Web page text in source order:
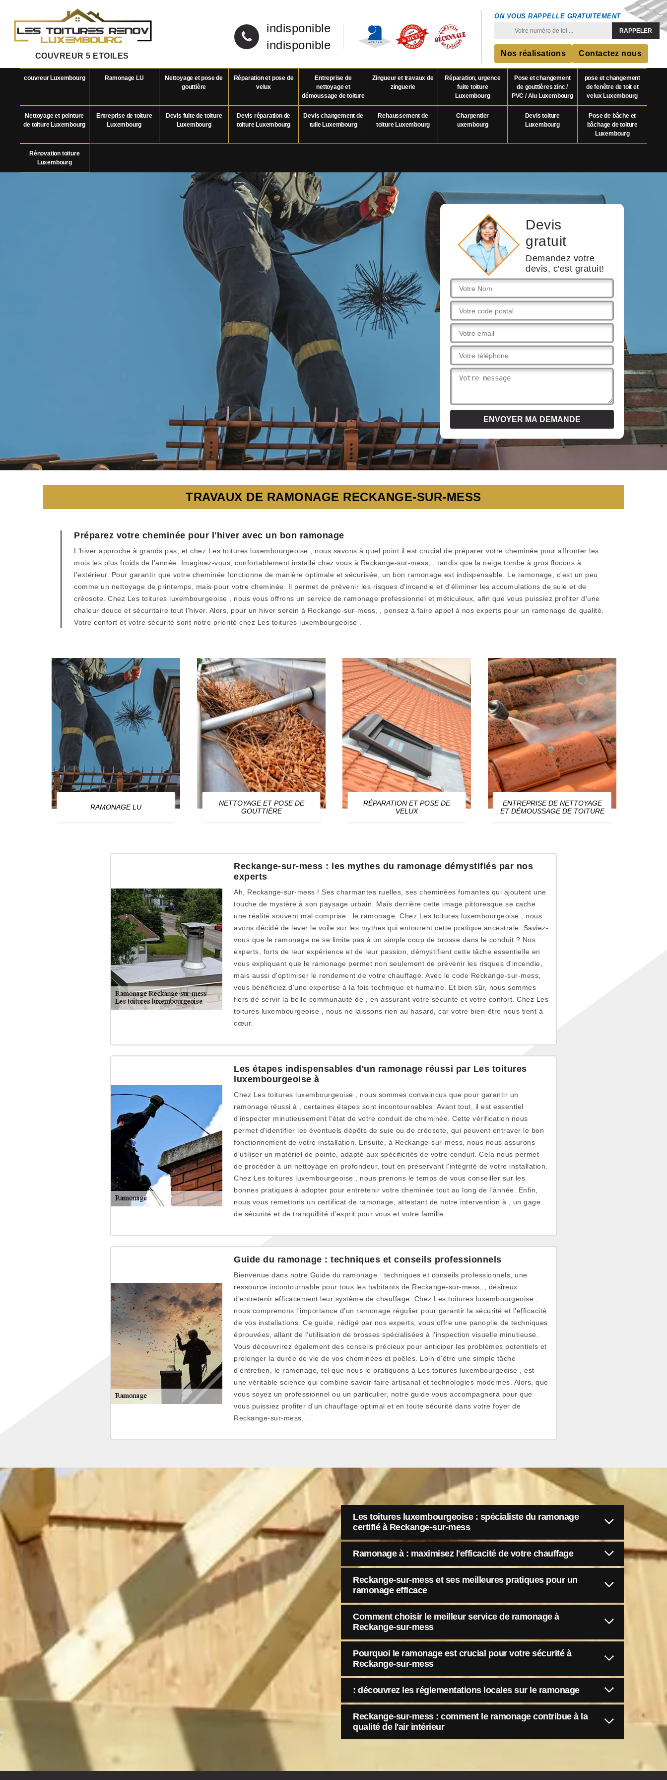
COUVREUR 5 ETOILES
indisponible
indisponible
ON VOUS RAPPELLE GRATUITEMENT
Nos réalisations Contactez nous
couvreur Luxembourg Ramonage LU
Nettoyage et pose de
gouttière
Réparation et pose de
velux
Entreprise de
nettoyage et
démoussage de toiture
Zingueur et travaux de
zinguerie
Réparation, urgence
fuite toiture
Luxembourg
Pose et changement
de gouttières zinc /
PVC / Alu Luxembourg
pose et changement
de fenêtre de toit et
velux Luxembourg
Nettoyage et peinture
de toiture Luxembourg
Entreprise de toiture
Luxembourg
Devis fuite de toiture
Luxembourg
Devis réparation de
toiture Luxembourg
Devis changement de
tuile Luxembourg
Rehaussement de
toiture Luxembourg
Charpentier
uxembourg
Devis toiture
Luxembourg
Pose de bâche et
bâchage de toiture
Luxembourg
Rénovation toiture
Luxembourg
Devis
gratuit
Demandez votre
devis, c'est gratuit!
TRAVAUX DE RAMONAGE RECKANGE-SUR-MESS
Préparez votre cheminée pour l'hiver avec un bon ramonage
L'hiver approche à grands pas, et chez Les toitures luxembourgeoise , nous savons à quel point il est crucial de préparer votre cheminée pour affronter les
mois les plus froids de l'année. Imaginez-vous, confortablement installé chez vous à Reckange-sur-mess, , tandis que la neige tombe à gros flocons à
l'extérieur. Pour garantir que votre cheminée fonctionne de manière optimale et sécurisée, un bon ramonage est indispensable. Le ramonage, c'est un peu
comme un nettoyage de printemps, mais pour votre cheminée. Il permet de prévenir les risques d'incendie et d'éliminer les accumulations de suie et de
créosote. Chez Les toitures luxembourgeoise , nous vous offrons un service de ramonage professionnel et méticuleux, afin que vous puissiez profiter d'une
chaleur douce et sécuritaire tout l'hiver. Alors, pour un hiver serein à Reckange-sur-mess, , pensez à faire appel à nos experts pour un ramonage de qualité.
Votre confort et votre sécurité sont notre priorité chez Les toitures luxembourgeoise .
RAMONAGE LU
NETTOYAGE ET POSE DE
GOUTTIÈRE
RÉPARATION ET POSE DE
VELUX
ENTREPRISE DE NETTOYAGE
ET DÉMOUSSAGE DE TOITURE
Reckange-sur-mess : les mythes du ramonage démystifiés par nos
experts
Ah, Reckange-sur-mess ! Ses charmantes ruelles, ses cheminées fumantes qui ajoutent une
touche de mystère à son paysage urbain. Mais derrière cette image pittoresque se cache
une réalité souvent mal comprise : le ramonage. Chez Les toitures luxembourgeoise , nous
avons décidé de lever le voile sur les mythes qui entourent cette pratique ancestrale. Saviez-
vous que le ramonage ne se limite pas à un simple coup de brosse dans le conduit ? Nos
experts, forts de leur expérience et de leur passion, démystifient cette tâche essentielle en
vous expliquant que le ramonage permet non seulement de prévenir les risques d'incendie,
mais aussi d'optimiser le rendement de votre chauffage. Avec le code Reckange-sur-mess,
vous bénéficiez d'une expertise à la fois technique et humaine. Et bien sûr, nous sommes
fiers de servir la belle communauté de , en assurant votre sécurité et votre confort. Chez Les
toitures luxembourgeoise , nous ne laissons rien au hasard, car votre bien-être nous tient à
cœur.
Les étapes indispensables d'un ramonage réussi par Les toitures
luxembourgeoise à
Chez Les toitures luxembourgeoise , nous sommes convaincus que pour garantir un
ramonage réussi à , certaines étapes sont incontournables. Avant tout, il est essentiel
d'inspecter minutieusement l'état de votre conduit de cheminée. Cette vérification nous
permet d'identifier les éventuels dépôts de suie ou de créosote, qui peuvent entraver le bon
fonctionnement de votre installation. Ensuite, à Reckange-sur-mess, nous nous assurons
d'utiliser un matériel de pointe, adapté aux spécificités de votre conduit. Cela nous permet
de procéder à un nettoyage en profondeur, tout en préservant l'intégrité de votre installation.
Chez Les toitures luxembourgeoise , nous prenons le temps de vous conseiller sur les
bonnes pratiques à adopter pour entretenir votre cheminée tout au long de l'année. Enfin,
nous vous remettons un certificat de ramonage, attestant de notre intervention à , un gage
de sécurité et de tranquillité d'esprit pour vous et votre famille.
Guide du ramonage : techniques et conseils professionnels
Bienvenue dans notre Guide du ramonage : techniques et conseils professionnels, une
ressource incontournable pour tous les habitants de Reckange-sur-mess, , désireux
d'entretenir efficacement leur système de chauffage. Chez Les toitures luxembourgeoise ,
nous comprenons l'importance d'un ramonage régulier pour garantir la sécurité et l'efficacité
de vos installations. Ce guide, rédigé par nos experts, vous offre une panoplie de techniques
éprouvées, allant de l'utilisation de brosses spécialisées à l'inspection visuelle minutieuse.
Vous découvrirez également des conseils précieux pour anticiper les problèmes potentiels et
prolonger la durée de vie de vos cheminées et poêles. Loin d'être une simple tâche
d'entretien, le ramonage, tel que nous le pratiquons à Les toitures luxembourgeoise , est
une véritable science qui combine savoir-faire artisanal et technologies modernes. Alors, que
vous soyez un professionnel ou un particulier, notre guide vous accompagnera pour que
vous puissiez profiter d'un chauffage optimal et en toute sécurité dans votre foyer de
Reckange-sur-mess, .
Les toitures luxembourgeoise : spécialiste du ramonage
certifié à Reckange-sur-mess
Ramonage à : maximisez l'efficacité de votre chauffage
Reckange-sur-mess et ses meilleures pratiques pour un
ramonage efficace
Comment choisir le meilleur service de ramonage à
Reckange-sur-mess
Pourquoi le ramonage est crucial pour votre sécurité à
Reckange-sur-mess
: découvrez les réglementations locales sur le ramonage
Reckange-sur-mess : comment le ramonage contribue à la
qualité de l'air intérieur